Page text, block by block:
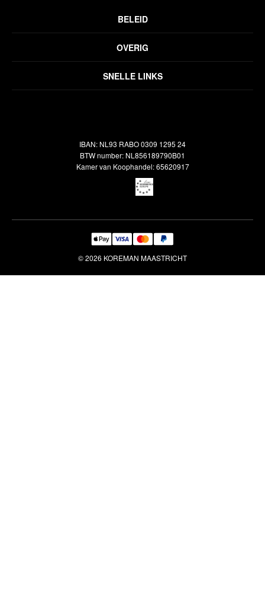
SNELLE LINKS
OVERIG
Inspiratie
Veelgestelde vragen
BELEID
Disclaimer
Verzendbeleid
IBAN: NL93 RABO 0309 1295 24
BTW number: NL856189790B01
Kamer van Koophandel: 65620917
© 2026 KOREMAN MAASTRICHT